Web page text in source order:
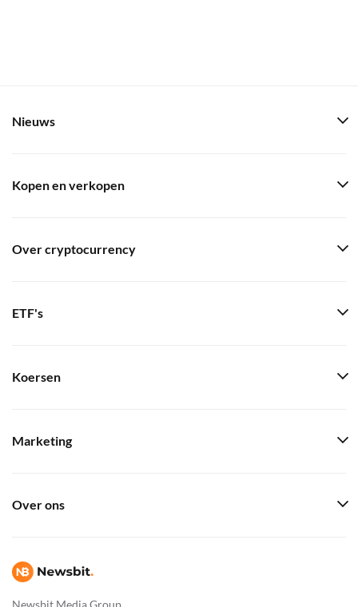
Newsbit Media Group
Nieuws
Kopen en verkopen
Over cryptocurrency
ETF's
Koersen
Marketing
Over ons